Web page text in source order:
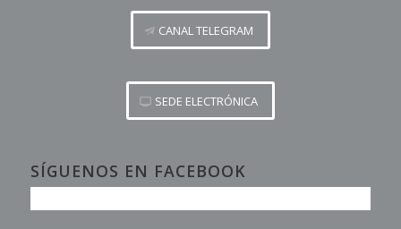
CANAL TELEGRAM
SEDE ELECTRÓNICA
SÍGUENOS EN FACEBOOK